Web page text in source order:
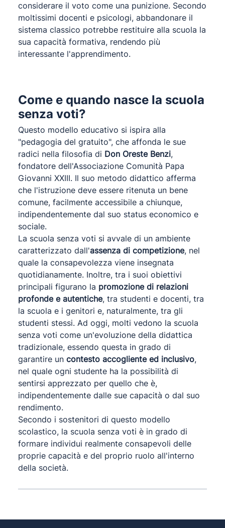
considerare il voto come una punizione. Secondo
moltissimi docenti e psicologi, abbandonare il
sistema classico potrebbe restituire alla scuola la
sua capacità formativa, rendendo più
interessante l'apprendimento.
Come e quando nasce la scuola
senza voti?
Questo modello educativo si ispira alla
"pedagogia del gratuito", che affonda le sue
radici nella filosofia di Don Oreste Benzi,
fondatore dell'Associazione Comunità Papa
Giovanni XXIII. Il suo metodo didattico afferma
che l'istruzione deve essere ritenuta un bene
comune, facilmente accessibile a chiunque,
indipendentemente dal suo status economico e
sociale.
La scuola senza voti si avvale di un ambiente
caratterizzato dall'assenza di competizione, nel
quale la consapevolezza viene insegnata
quotidianamente. Inoltre, tra i suoi obiettivi
principali figurano la promozione di relazioni
profonde e autentiche, tra studenti e docenti, tra
la scuola e i genitori e, naturalmente, tra gli
studenti stessi. Ad oggi, molti vedono la scuola
senza voti come un'evoluzione della didattica
tradizionale, essendo questa in grado di
garantire un contesto accogliente ed inclusivo,
nel quale ogni studente ha la possibilità di
sentirsi apprezzato per quello che è,
indipendentemente dalle sue capacità o dal suo
rendimento.
Secondo i sostenitori di questo modello
scolastico, la scuola senza voti è in grado di
formare individui realmente consapevoli delle
proprie capacità e del proprio ruolo all'interno
della società.